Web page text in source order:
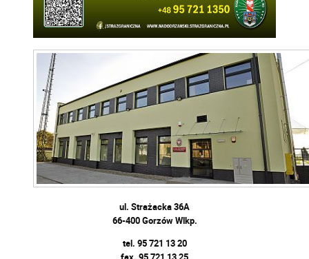
ul. Strażacka 36A
66-400 Gorzów Wlkp.
tel. 95 721 13 20